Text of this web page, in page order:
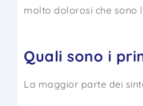
molto dolorosi che sono
Quali sono i
La maggior parte dei